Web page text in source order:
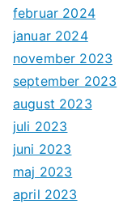
februar 2024
januar 2024
november 2023
september 2023
august 2023
juli 2023
juni 2023
maj 2023
april 2023